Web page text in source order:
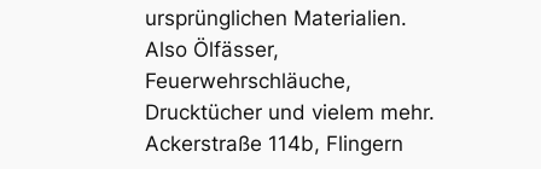
ursprünglichen Materialien.
Also Ölfässer,
Feuerwehrschläuche,
Drucktücher und vielem mehr.
Ackerstraße 114b, Flingern